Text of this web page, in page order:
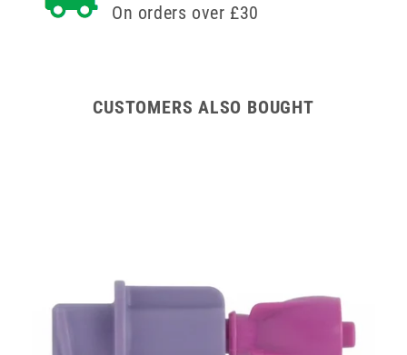
On orders over £30
CUSTOMERS ALSO BOUGHT